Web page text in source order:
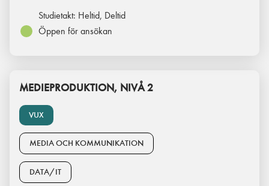
Studietakt: Heltid, Deltid
Öppen för ansökan
VUX
MEDIEPRODUKTION, NIVÅ 2
MEDIA OCH KOMMUNIKATION
DATA/IT